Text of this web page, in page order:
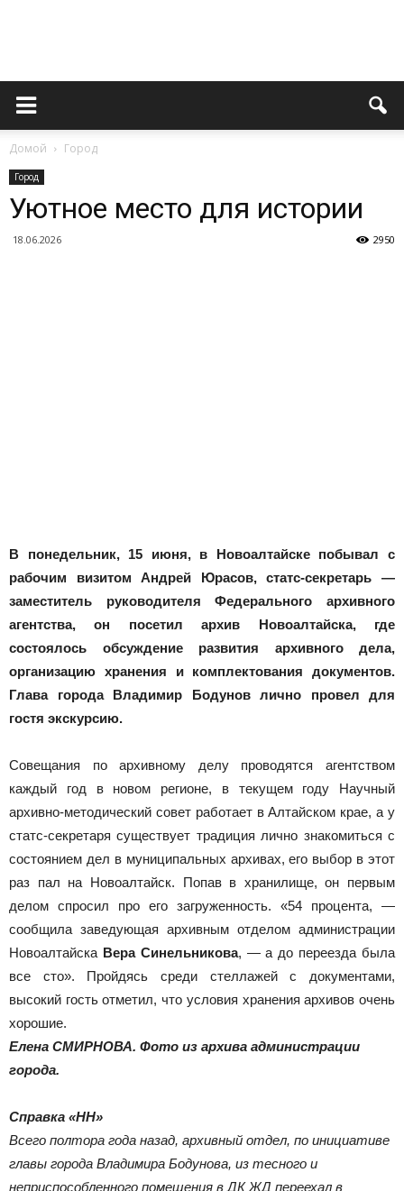
Novoaltaysk.online
Домой Город
Город
Уютное место для истории
18.06.2026 2950
В понедельник, 15 июня, в Новоалтайске побывал с
рабочим визитом Андрей Юрасов, статс-секретарь —
заместитель руководителя Федерального архивного
агентства, он посетил архив Новоалтайска, где
состоялось обсуждение развития архивного дела,
организацию хранения и комплектования документов.
Глава города Владимир Бодунов лично провел для
гостя экскурсию.
Совещания по архивному делу проводятся агентством
каждый год в новом регионе, в текущем году Научный
архивно-методический совет работает в Алтайском крае, а у
статс-секретаря существует традиция лично знакомиться с
состоянием дел в муниципальных архивах, его выбор в этот
раз пал на Новоалтайск. Попав в хранилище, он первым
делом спросил про его загруженность. «54 процента, —
сообщила заведующая архивным отделом администрации
Новоалтайска Вера Синельникова, — а до переезда была
все сто». Пройдясь среди стеллажей с документами,
высокий гость отметил, что условия хранения архивов очень
хорошие.
Елена СМИРНОВА. Фото из архива администрации
города.
Справка «НН»
Всего полтора года назад, архивный отдел, по инициативе
главы города Владимира Бодунова, из тесного и
неприспособленного помещения в ДК ЖД переехал в